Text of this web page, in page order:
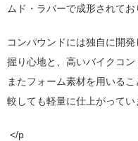
ムド・ラバーで成形されてお
コンパウンドには独自に開
握り心地と、高いバイクコン
またフォーム素材を用いる
較しても軽量に仕上がってい
</p